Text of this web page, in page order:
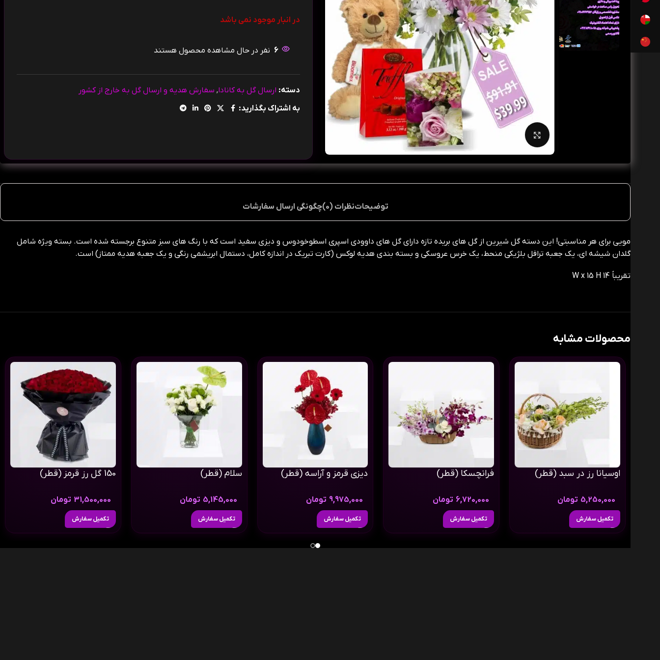
در انبار موجود نمی باشد
6 نفر در حال مشاهده محصول هستند
دسته: ارسال گل به کانادا, سفارش هدیه و ارسال گل به خارج از کشور
به اشتراک بگذارید:
توضیحاتنظرات (0) چگونگی ارسال سفارشات
مویی برای هر مناسبتی! این دسته گل شیرین از گل های بریده تازه دارای گل های داوودی اسپری اسطوخودوس و دیزی سفید است که با رنگ های سبز متنوع برجسته شده است. بسته ویژه شامل
گلدان شیشه ای، یک جعبه ترافل بلژیکی منحط، یک خرس عروسکی و بسته بندی هدیه لوکس (کارت تبریک در اندازه کامل، دستمال ابریشمی رنگی و یک جعبه هدیه ممتاز) است.
تقریباً 14 W x 15 H
محصولات مشابه
اوسیانا رز در سبد (قطر)
5,250,000 تومان
تکمیل سفارش
فرانچسکا (قطر)
6,720,000 تومان
تکمیل سفارش
دیزی قرمز و آراسه (قطر)
9,975,000 تومان
تکمیل سفارش
سلام (قطر)
5,145,000 تومان
تکمیل سفارش
150 گل رز قرمز (قطر)
31,500,000 تومان
تکمیل سفارش